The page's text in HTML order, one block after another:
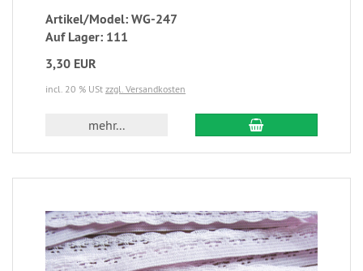
Artikel/Model: WG-247
Auf Lager: 111
3,30 EUR
incl. 20 % USt zzgl. Versandkosten
mehr...